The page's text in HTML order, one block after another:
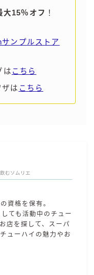
大15％オフ ！
ンプルストア
は こちら
は こちら
むソムリエ
資格を保有。
ても活動中のチュー
店を探して、スーパ
ューハイの魅力やお